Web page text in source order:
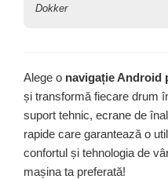
Pompe transfer
Aspirator
Camera Endoscop
Trusa cale distributie
Echipamente service
Huse volan
Dokker
Alege o navigație Android
și transformă fiecare drum
suport tehnic, ecrane de
rapide care garantează o
confortul și tehnologia de
mașina ta preferată!